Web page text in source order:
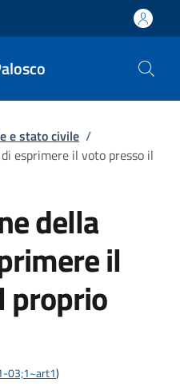
e stato civile /
esprimere il voto presso il
della
il
proprio
03;1~art1)